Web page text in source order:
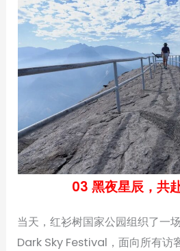
03 黑夜星辰，共
当天，红衫树国家公园组织了一
Dark Sky Festival，面向所有访